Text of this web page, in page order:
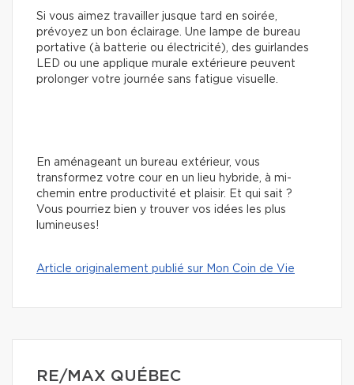
Si vous aimez travailler jusque tard en soirée,
prévoyez un bon éclairage. Une lampe de bureau
portative (à batterie ou électricité), des guirlandes
LED ou une applique murale extérieure peuvent
prolonger votre journée sans fatigue visuelle.
En aménageant un bureau extérieur, vous
transformez votre cour en un lieu hybride, à mi-
chemin entre productivité et plaisir. Et qui sait ?
Vous pourriez bien y trouver vos idées les plus
lumineuses!
Article originalement publié sur Mon Coin de Vie
RE/MAX QUÉBEC